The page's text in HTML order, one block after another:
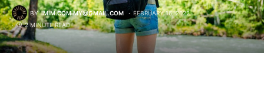
BY IMIM.COM.MY@GMAIL.COM
FEBRUARY 16, 2022
2 MINUTE READ